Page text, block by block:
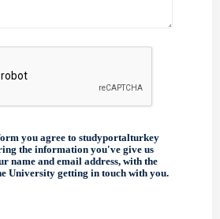
you agree to studyportalturkey
the information you've give us
name and email address, with the
University getting in touch with you.